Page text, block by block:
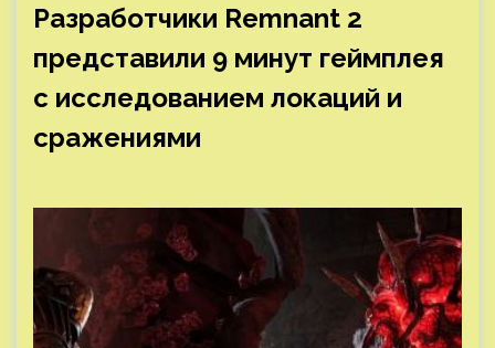
Разработчики Remnant 2
представили 9 минут геймплея
с исследованием локаций и
сражениями